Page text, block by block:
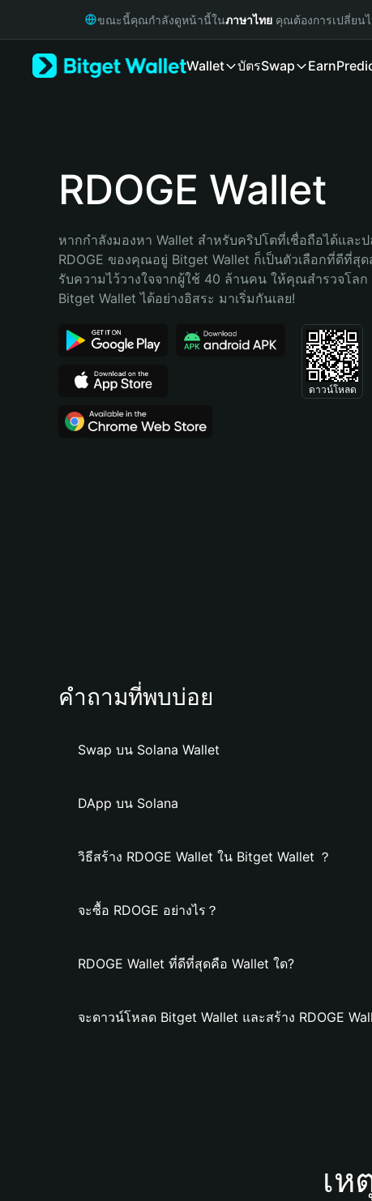
Русский
Bahasa Indonesia
Português (Brasil)
ขณะนี้คุณกำลังดูหน้านี้ในภาษาไทย คุณต้องการเปลี่ยน
Wallet บัตรSwap Earn
RDOGE Wallet
หากกำลังมองหา Wallet สำหรับคริปโตที่เชื่อถือได้และ
RDOGE ของคุณอยู่ Bitget Wallet ก็เป็นตัวเลือกที่ดีที่สุ
รับความไว้วางใจจากผู้ใช้ 40 ล้านคน ให้คุณสำรวจโลก
Bitget Wallet ได้อย่างอิสระ มาเริ่มกันเลย!
ดาวน์โหลด
คำถามที่พบบ่อย
Swap บน Solana Wallet
DApp บน Solana
วิธีสร้าง RDOGE Wallet ใน Bitget Wallet ？
จะซื้อ RDOGE อย่างไร？
RDOGE Wallet ที่ดีที่สุดคือ Wallet ใด?
จะดาวน์โหลด Bitget Wallet และสร้าง RDOGE
เห